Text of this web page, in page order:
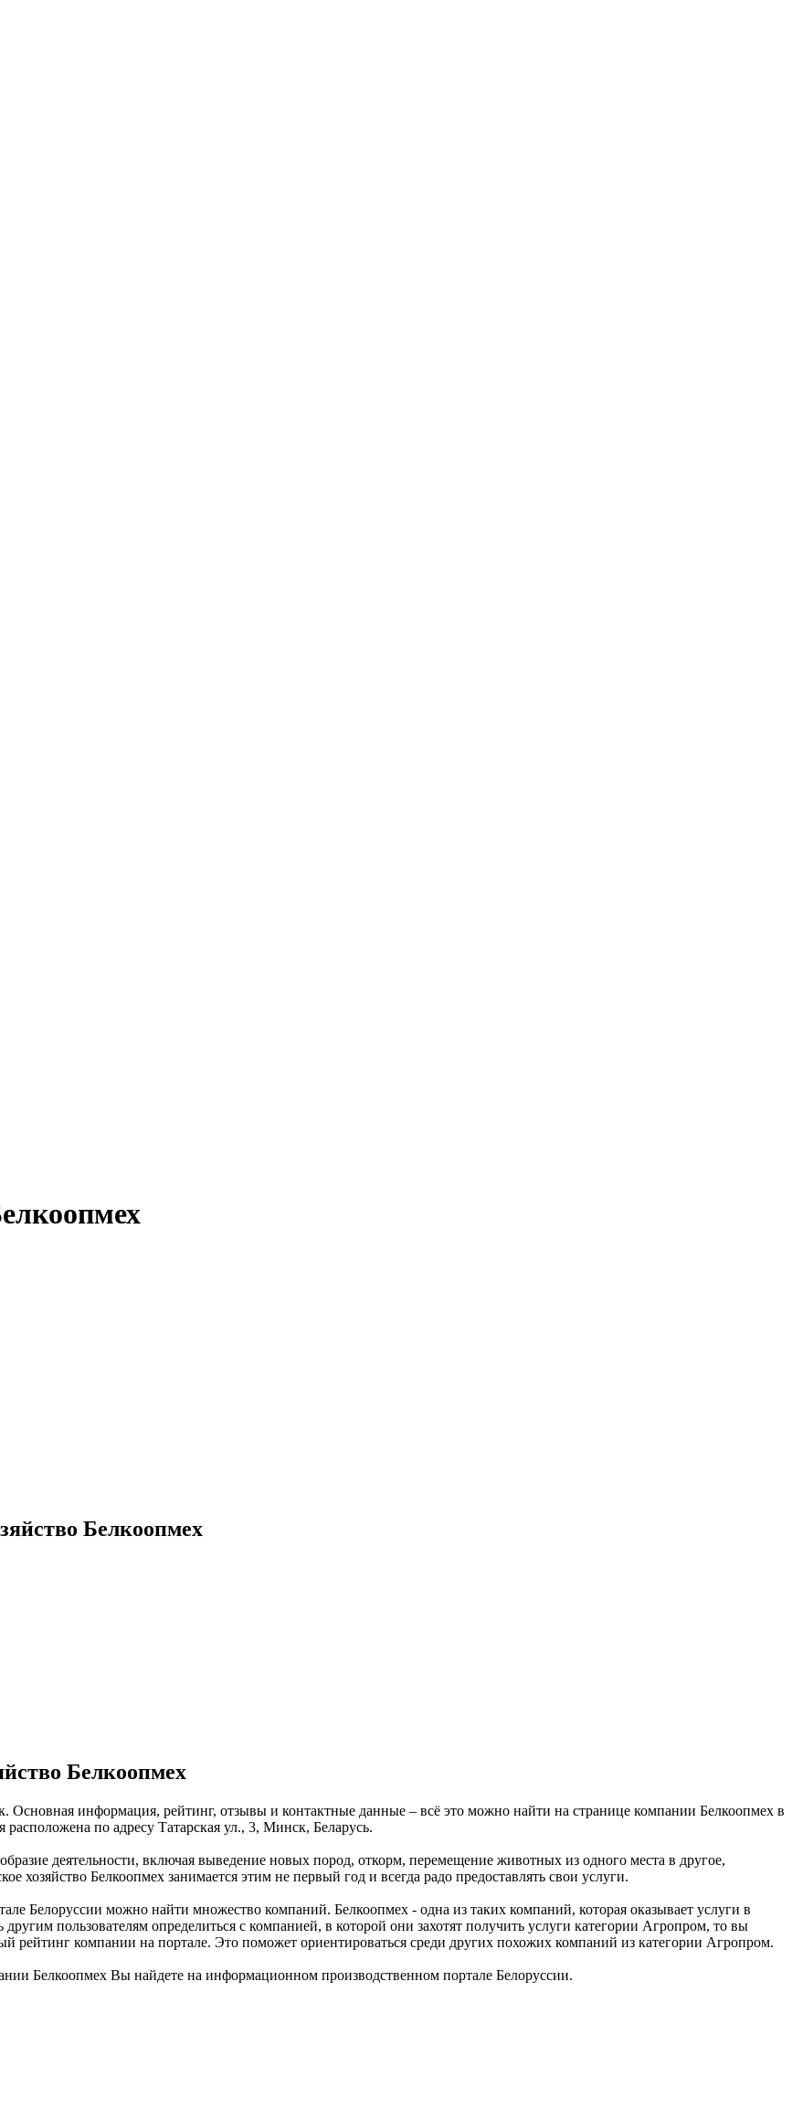
Белкоопмех
Белкоопмех
информация, рейтинг, отзывы и контактные данные – всё это можно найти на странице компании Белкоопмех в
по адресу Татарская ул., 3, Минск, Беларусь.
деятельности, включая выведение новых пород, откорм, перемещение животных из одного места в другое,
Белкоопмех занимается этим не первый год и всегда радо предоставлять свои услуги.
Белоруссии можно найти множество компаний. Белкоопмех - одна из таких компаний, которая оказывает услуги в
пользователям определиться с компанией, в которой они захотят получить услуги категории Агропром, то вы
рейтинг компании на портале. Это поможет ориентироваться среди других похожих компаний из категории Агропром.
Белкоопмех Вы найдете на информационном производственном портале Белоруссии.